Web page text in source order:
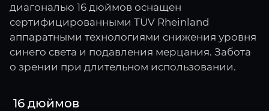
диагональю 16 дюймов оснащен
сертифицированными TÜV Rheinland
аппаратными технологиями снижения уровня
синего света и подавления мерцания. Забота
о зрении при длительном использовании.
16 дюймов